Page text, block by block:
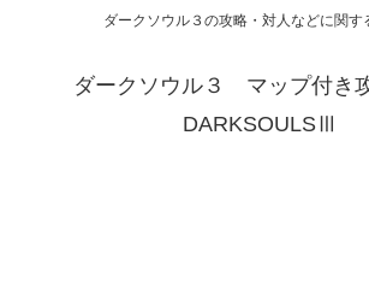
ダークソウル３の攻略・対人などに関す
ダークソウル３ マップ付き
DARKSOULSⅢ